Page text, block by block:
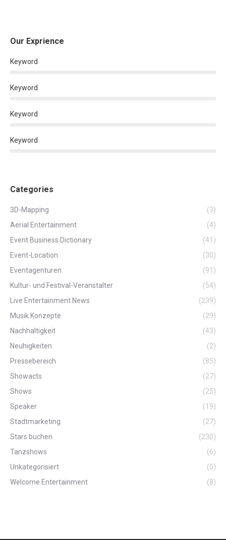
Our Exprience
Keyword
Keyword
Keyword
Keyword
Categories
3D-Mapping
(3)
Aerial Entertainment
(4)
Event Business Dictionary
(41)
Event-Location
(30)
Eventagenturen
(91)
Kultur- und Festival-Veranstalter
(54)
Live Entertainment News
(239)
Musik Konzepte
(29)
Nachhaltigkeit
(43)
Neuhigkeiten
(2)
Pressebereich
(85)
Showacts
(27)
Shows
(25)
Speaker
(19)
Stadtmarketing
(27)
Stars buchen
(230)
Tanzshows
(6)
Unkategorisiert
(5)
Welcome Entertainment
(8)